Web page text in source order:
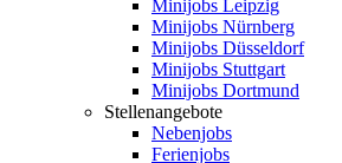
Minijobs Leipzig
Minijobs Nürnberg
Minijobs Düsseldorf
Minijobs Stuttgart
Minijobs Dortmund
Stellenangebote
Nebenjobs
Ferienjobs